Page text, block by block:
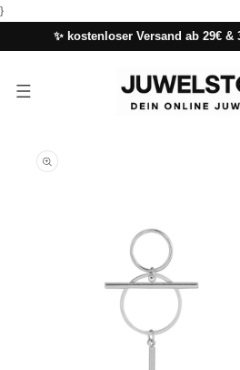
}
INHALT✨ kostenloser Versand ab 29€